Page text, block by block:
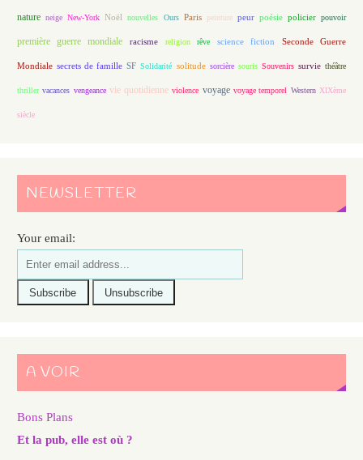
nature neige New-York Noël nouvelles Ours Paris peinture peur poésie policier pouvoir
première guerre mondiale racisme religion rêve science fiction Seconde Guerre
Mondiale secrets de famille SF Solidarité solitude sorcière souris Souvenirs survie théâtre
thriller vacances vengeance vie quotidienne violence voyage voyage temporel Western XIXème
siècle
NEWSLETTER
Your email:
A VOIR
Bons Plans
Et la pub, elle est où ?